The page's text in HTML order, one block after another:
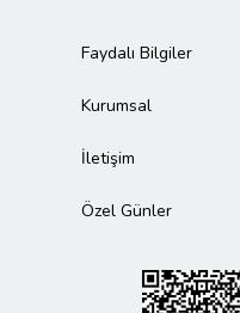
Faydalı Bilgiler
Kurumsal
İletişim
Özel Günler